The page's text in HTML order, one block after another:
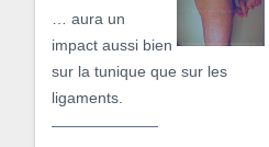
… aura un
impact aussi bien
sur la tunique que sur les
ligaments.